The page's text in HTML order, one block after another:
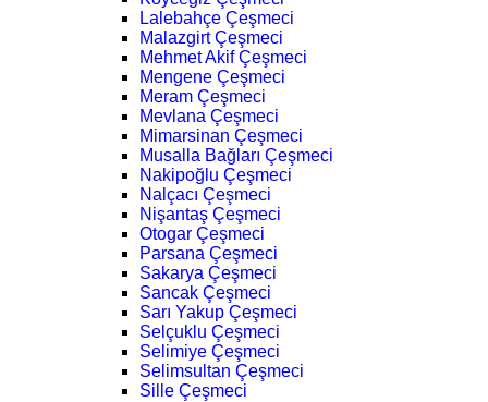
Lalebahçe Çeşmeci
Malazgirt Çeşmeci
Mehmet Akif Çeşmeci
Mengene Çeşmeci
Meram Çeşmeci
Mevlana Çeşmeci
Mimarsinan Çeşmeci
Musalla Bağları Çeşmeci
Nakipoğlu Çeşmeci
Nalçacı Çeşmeci
Nişantaş Çeşmeci
Otogar Çeşmeci
Parsana Çeşmeci
Sakarya Çeşmeci
Sancak Çeşmeci
Sarı Yakup Çeşmeci
Selçuklu Çeşmeci
Selimiye Çeşmeci
Selimsultan Çeşmeci
Sille Çeşmeci